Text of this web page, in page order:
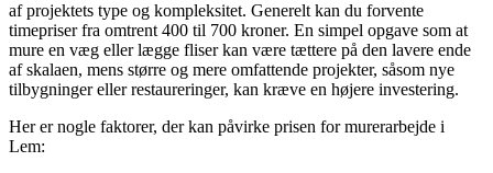
af projektets type og kompleksitet. Generelt kan du forvente
timepriser fra omtrent 400 til 700 kroner. En simpel opgave som at
mure en væg eller lægge fliser kan være tættere på den lavere ende
af skalaen, mens større og mere omfattende projekter, såsom nye
tilbygninger eller restaureringer, kan kræve en højere investering.
Her er nogle faktorer, der kan påvirke prisen for murerarbejde i
Lem: